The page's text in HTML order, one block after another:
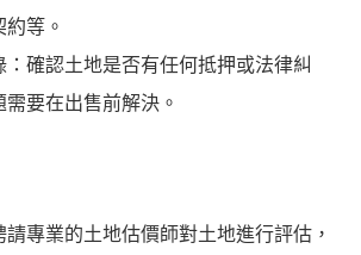
等。
：確認土地是否有任何抵押或法律糾
要在出售前解決。
請專業的土地估價師對土地進行評估，